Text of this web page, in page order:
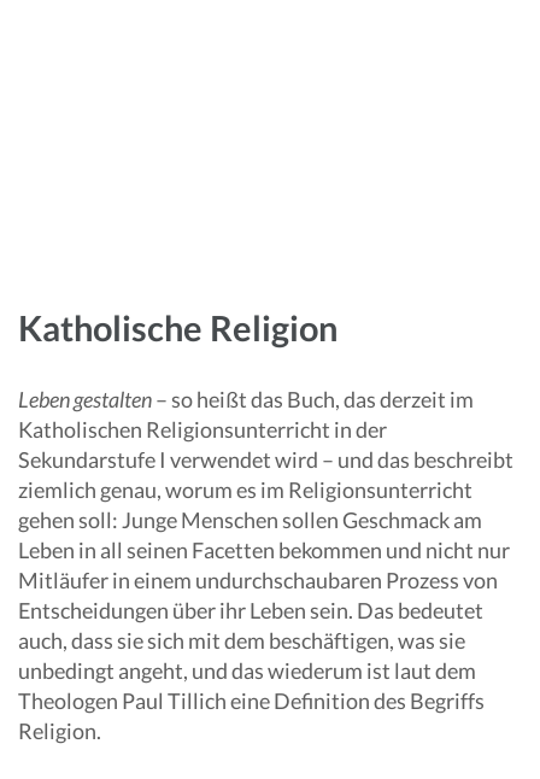
Katholische Religion
Leben gestalten– so heißt das Buch, das derzeit im
Katholischen Religionsunterricht in der
Sekundarstufe I verwendet wird – und das beschreibt
ziemlich genau, worum es im Religionsunterricht
gehen soll: Junge Menschen sollen Geschmack am
Leben in all seinen Facetten bekommen und nicht nur
Mitläufer in einem undurchschaubaren Prozess von
Entscheidungen über ihr Leben sein. Das bedeutet
auch, dass sie sich mit dem beschäftigen, was sie
unbedingt angeht, und das wiederum ist laut dem
Theologen Paul Tillich eine Definition des Begriffs
Religion.